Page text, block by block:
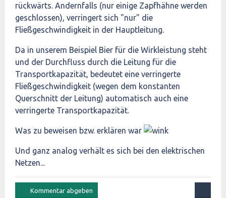
rückwärts. Andernfalls (nur einige Zapfhähne werden
geschlossen), verringert sich "nur" die
Fließgeschwindigkeit in der Hauptleitung.
Da in unserem Beispiel Bier für die Wirkleistung steht
und der Durchfluss durch die Leitung für die
Transportkapazität, bedeutet eine verringerte
Fließgeschwindigkeit (wegen dem konstanten
Querschnitt der Leitung) automatisch auch eine
verringerte Transportkapazität.
Was zu beweisen bzw. erklären war
Und ganz analog verhält es sich bei den elektrischen
Netzen...